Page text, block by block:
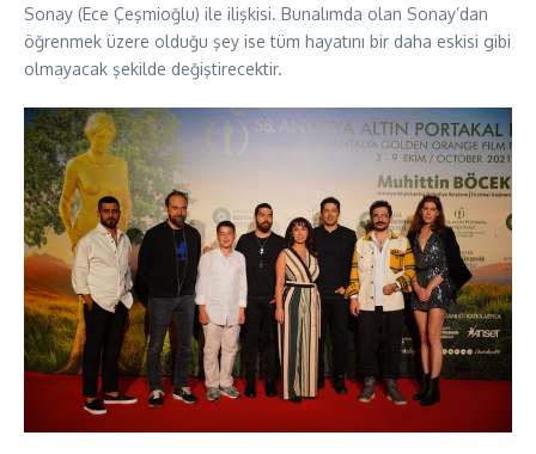
Sonay (Ece Çeşmioğlu) ile ilişkisi. Bunalımda olan Sonay’dan
öğrenmek üzere olduğu şey ise tüm hayatını bir daha eskisi gibi
olmayacak şekilde değiştirecektir.